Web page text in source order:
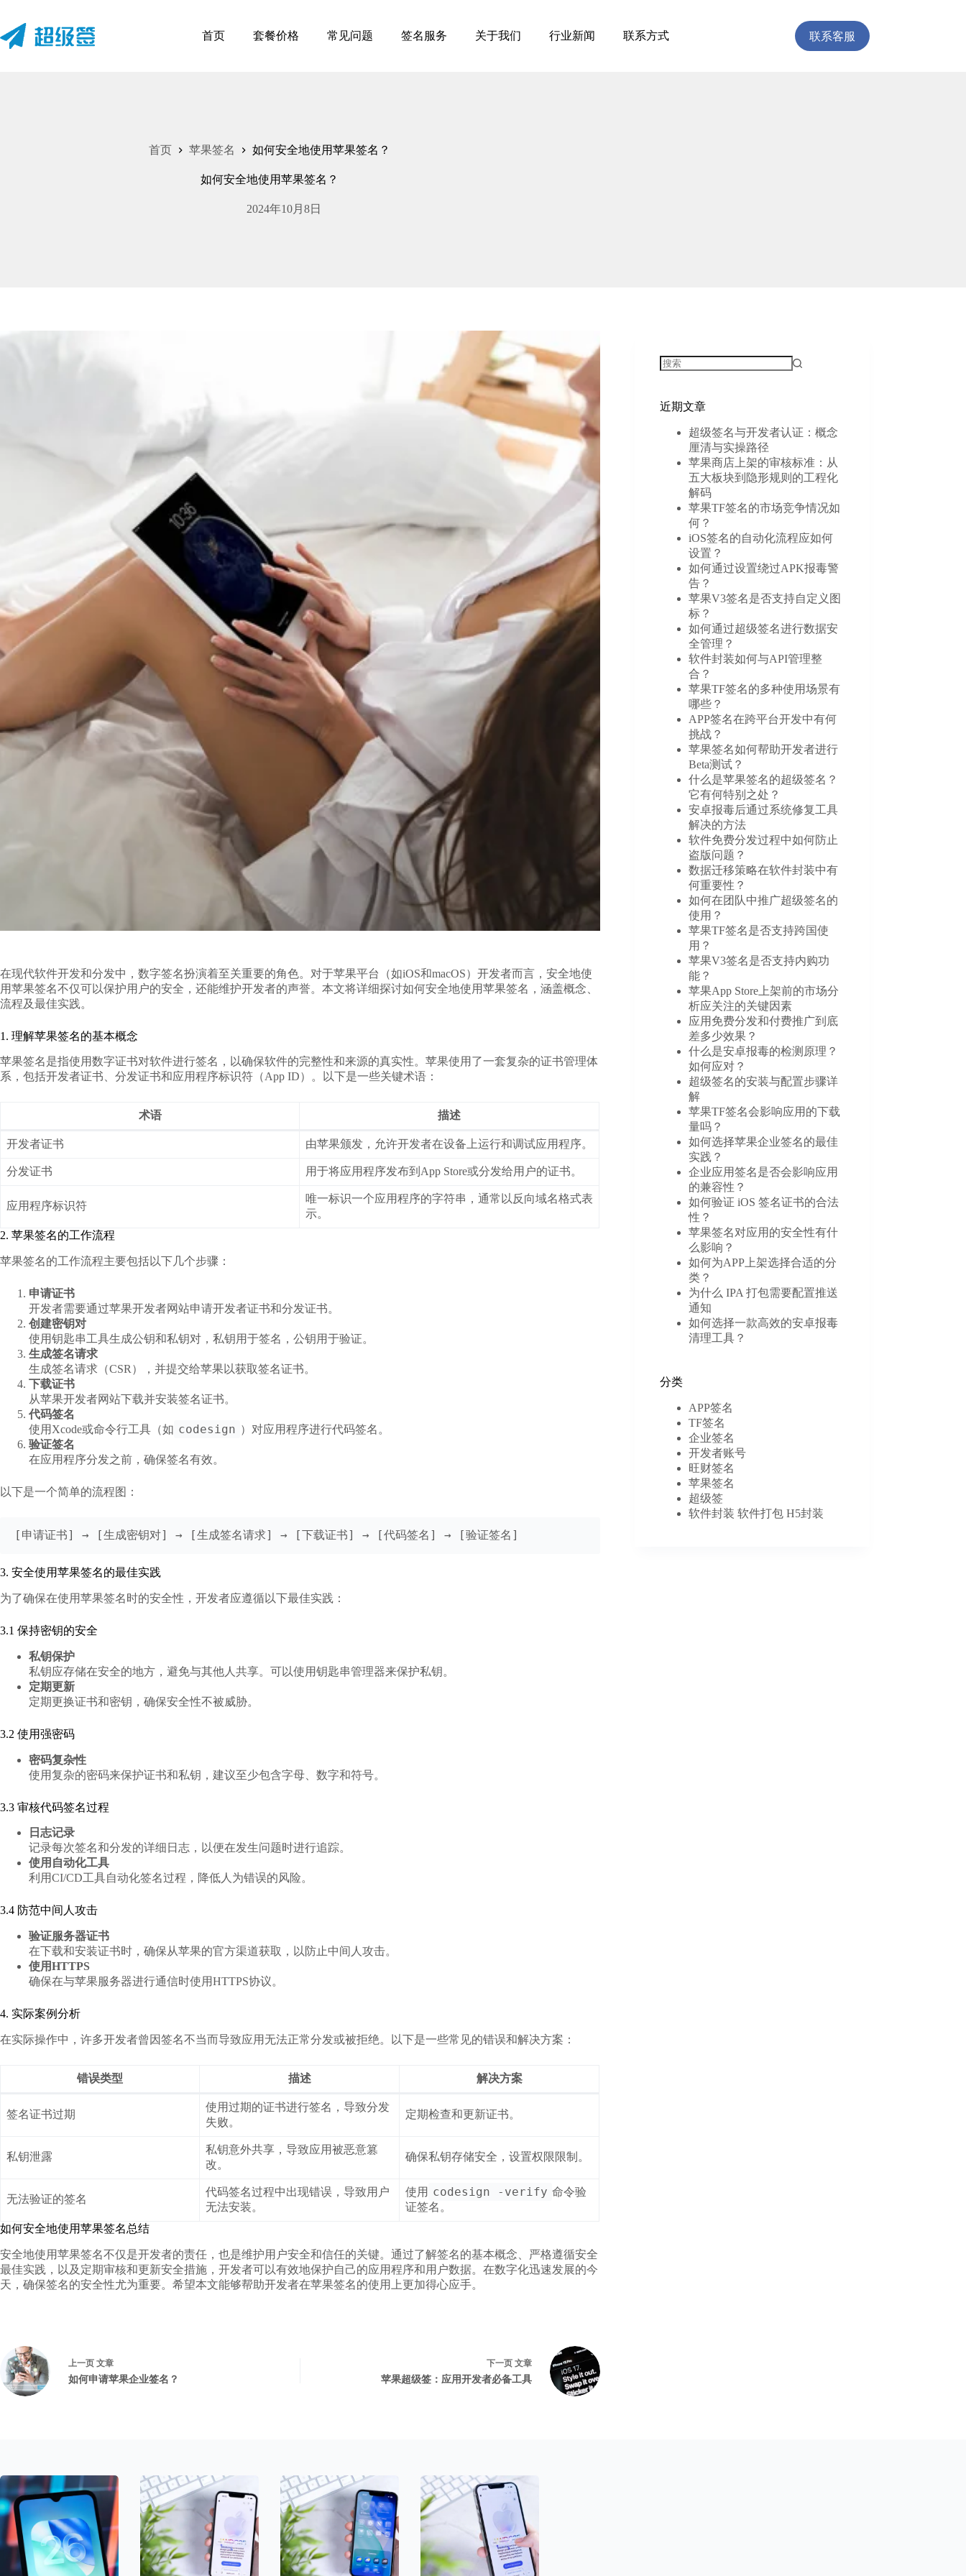
内
容
首页 套餐价格 常见问题 签名服务 关于我们 行业新闻 联系方式 联系客服
首页 苹果签名 如何安全地使用苹果签名？
如何安全地使用苹果签名？
2024年10月8日
在现代软件开发和分发中，数字签名扮演着至关重要的角色。对于苹果平台（如iOS和macOS）开发者而言，安全地使
用苹果签名不仅可以保护用户的安全，还能维护开发者的声誉。本文将详细探讨如何安全地使用苹果签名 ，涵盖概念、
流程及最佳实践。
1. 理解苹果签名的基本概念
苹果签名是指使用数字证书对软件进行签名，以确保软件的完整性和来源的真实性。苹果使用了一套复杂的证书管理体
系，包括开发者证书、分发证书和应用程序标识符（App ID）。以下是一些关键术语：
术语 描述
开发者证书 由苹果颁发，允许开发者在设备上运行和调试应用程序。
分发证书 用于将应用程序发布到App Store或分发给用户的证书。
应用程序标识符
唯一标识一个应用程序的字符串，通常以反向域名格式表
示。
2. 苹果签名的工作流程
苹果签名的工作流程主要包括以下几个步骤：
申请证书
开发者需要通过苹果开发者网站申请开发者证书和分发证书。
创建密钥对
使用钥匙串工具生成公钥和私钥对，私钥用于签名，公钥用于验证。
生成签名请求
生成签名请求（CSR），并提交给苹果以获取签名证书。
下载证书
从苹果开发者网站下载并安装签名证书。
代码签名
使用Xcode或命令行工具（如 codesign ）对应用程序进行代码签名。
验证签名
在应用程序分发之前，确保签名有效。
以下是一个简单的流程图：
[申请证书] → [生成密钥对] → [生成签名请求] → [下载证书] → [代码签名] → [验证签名]
3. 安全使用苹果签名的最佳实践
为了确保在使用苹果签名时的安全性，开发者应遵循以下最佳实践：
3.1 保持密钥的安全
私钥保护
私钥应存储在安全的地方，避免与其他人共享。可以使用钥匙串管理器来保护私钥。
定期更新
定期更换证书和密钥，确保安全性不被威胁。
3.2 使用强密码
密码复杂性
使用复杂的密码来保护证书和私钥，建议至少包含字母、数字和符号。
3.3 审核代码签名过程
日志记录
记录每次签名和分发的详细日志，以便在发生问题时进行追踪。
使用自动化工具
利用CI/CD工具自动化签名过程，降低人为错误的风险。
3.4 防范中间人攻击
验证服务器证书
在下载和安装证书时，确保从苹果的官方渠道获取，以防止中间人攻击。
使用HTTPS
确保在与苹果服务器进行通信时使用HTTPS协议。
4. 实际案例分析
在实际操作中，许多开发者曾因签名不当而导致应用无法正常分发或被拒绝。以下是一些常见的错误和解决方案：
错误类型 描述 解决方案
签名证书过期
使用过期的证书进行签名，导致分发
失败。
定期检查和更新证书。
私钥泄露
私钥意外共享，导致应用被恶意篡
改。
确保私钥存储安全，设置权限限制。
无法验证的签名
代码签名过程中出现错误，导致用户
无法安装。
使用 codesign -verify 命令验
证签名。
如何安全地使用苹果签名总结
安全地使用苹果签名不仅是开发者的责任，也是维护用户安全和信任的关键。通过了解签名的基本概念、严格遵循安全
最佳实践，以及定期审核和更新安全措施，开发者可以有效地保护自己的应用程序和用户数据。在数字化迅速发展的今
天，确保签名的安全性尤为重要。希望本文能够帮助开发者在苹果签名的使用上更加得心应手。
上一页 文章
如何申请苹果企业签名？
下一页 文章
苹果超级签：应用开发者必备工具
果
近期文章
超级签名与开发者认证：概念
厘清与实操路径
苹果商店上架的审核标准：从
五大板块到隐形规则的工程化
解码
苹果TF签名的市场竞争情况如
何？
iOS签名的自动化流程应如何
设置？
如何通过设置绕过APK报毒警
告？
苹果V3签名是否支持自定义图
标？
如何通过超级签名进行数据安
全管理？
软件封装如何与API管理整
合？
苹果TF签名的多种使用场景有
哪些？
APP签名在跨平台开发中有何
挑战？
苹果签名如何帮助开发者进行
Beta测试？
什么是苹果签名的超级签名？
它有何特别之处？
安卓报毒后通过系统修复工具
解决的方法
软件免费分发过程中如何防止
盗版问题？
数据迁移策略在软件封装中有
何重要性？
如何在团队中推广超级签名的
使用？
苹果TF签名是否支持跨国使
用？
苹果V3签名是否支持内购功
能？
苹果App Store上架前的市场分
析应关注的关键因素
应用免费分发和付费推广到底
差多少效果？
什么是安卓报毒的检测原理？
如何应对？
超级签名的安装与配置步骤详
解
苹果TF签名会影响应用的下载
量吗？
如何选择苹果企业签名的最佳
实践？
企业应用签名是否会影响应用
的兼容性？
如何验证 iOS 签名证书的合法
性？
苹果签名对应用的安全性有什
么影响？
如何为APP上架选择合适的分
类？
为什么 IPA 打包需要配置推送
通知
如何选择一款高效的安卓报毒
清理工具？
分类
APP签名
TF签名
企业签名
开发者账号
旺财签名
苹果签名
超级签
软件封装 软件打包 H5封装